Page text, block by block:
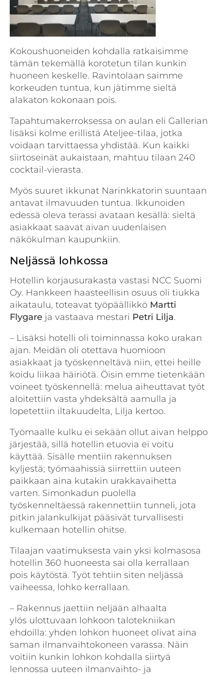
Kokoushuoneiden kohdalla ratkaisimme
tämän tekemällä korotetun tilan kunkin
huoneen keskelle. Ravintolaan saimme
korkeuden tuntua, kun jätimme sieltä
alakaton kokonaan pois.
Tapahtumakerroksessa on aulan eli Gallerian
lisäksi kolme erillistä Ateljee-tilaa, jotka
voidaan tarvittaessa yhdistää. Kun kaikki
siirtoseinät aukaistaan, mahtuu tilaan 240
cocktail-vierasta.
Myös suuret ikkunat Narinkkatorin suuntaan
antavat ilmavuuden tuntua. Ikkunoiden
edessä oleva terassi avataan kesällä: sieltä
asiakkaat saavat aivan uudenlaisen
näkökulman kaupunkiin.
Neljässä lohkossa
Hotellin korjausurakasta vastasi NCC Suomi
Oy. Hankkeen haasteellisin osuus oli tiukka
aikataulu, toteavat työpäällikkö Martti
Flygare ja vastaava mestari Petri Lilja.
– Lisäksi hotelli oli toiminnassa koko urakan
ajan. Meidän oli otettava huomioon
asiakkaat ja työskenneltävä niin, ettei heille
koidu liikaa häiriötä. Öisin emme tietenkään
voineet työskennellä: melua aiheuttavat työt
aloitettiin vasta yhdeksältä aamulla ja
lopetettiin iltakuudelta, Lilja kertoo.
Työmaalle kulku ei sekään ollut aivan helppo
järjestää, sillä hotellin etuovia ei voitu
käyttää. Sisälle mentiin rakennuksen
kyljestä; työmaahissiä siirrettiin uuteen
paikkaan aina kutakin urakkavaihetta
varten. Simonkadun puolella
työskenneltäessä rakennettiin tunneli, jota
pitkin jalankulkijat pääsivät turvallisesti
kulkemaan hotellin ohitse.
Tilaajan vaatimuksesta vain yksi kolmasosa
hotellin 360 huoneesta sai olla kerrallaan
pois käytöstä. Työt tehtiin siten neljässä
vaiheessa, lohko kerrallaan.
– Rakennus jaettiin neljään alhaalta
ylös ulottuvaan lohkoon talotekniikan
ehdoilla: yhden lohkon huoneet olivat aina
saman ilmanvaihtokoneen varassa. Näin
voitiin kunkin lohkon kohdalla siirtyä
lennossa uuteen ilmanvaihto- ja